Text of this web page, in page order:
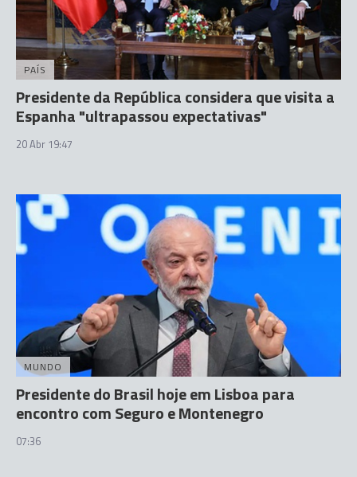
PAÍS
Presidente da República considera que visita a
Espanha "ultrapassou expectativas"
20 Abr 19:47
MUNDO
Presidente do Brasil hoje em Lisboa para
encontro com Seguro e Montenegro
07:36